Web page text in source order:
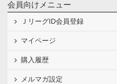
会員向けメニュー
ＪリーグID会員登録
マイページ
購入履歴
メルマガ設定